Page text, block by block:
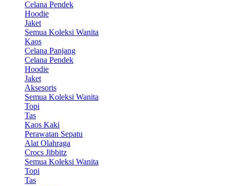
Celana Pendek
Hoodie
Jaket
Semua Koleksi Wanita
Kaos
Celana Panjang
Celana Pendek
Hoodie
Jaket
Aksesoris
Semua Koleksi Wanita
Topi
Tas
Kaos Kaki
Perawatan Sepatu
Alat Olahraga
Crocs Jibbitz
Semua Koleksi Wanita
Topi
Tas